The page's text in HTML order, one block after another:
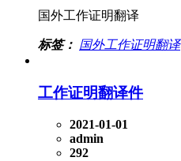
国外工作证明翻译
标签： 国外工作证明翻译
工作证明翻译件
2021-01-01
admin
292